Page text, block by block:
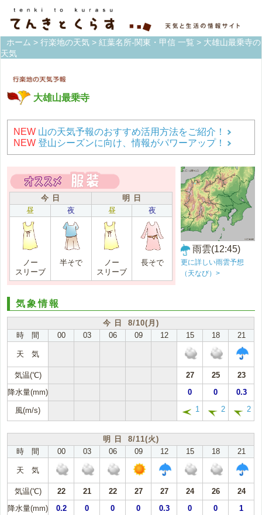
ホーム > 行楽地の天気 > 紅葉名所-関東・甲信 一覧 > 大雄山最乗寺の
天気
大雄山最乗寺
NEW 山の天気予報のおすすめ活用方法をご紹介！
NEW 登山シーズンに向け、情報がパワーアップ！
今 日
明 日
昼
夜 昼 夜
ノー
スリーブ
半そで
ノー
スリーブ
長そで
雨雲(12:45)
更に詳しい雨雲予想
（天なび）>
気象情報
今 日 8/10(月)
時 間
00 03 06 09 12 15 18 21
天 気
気温(℃) 27 25
23
降水量(mm)
0 0 0.3
風(m/s) 1 2 2
明 日 8/11(火)
時 間
00 03 06 09 12 15 18 21
天 気
気温(℃) 22 21 22 27 27 24 26
24
降水量(mm)
0.2 0 0 0 0.3 0 0 1